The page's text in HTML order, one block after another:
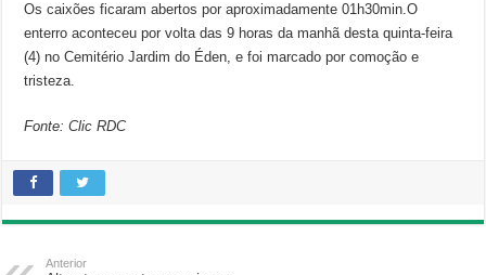
Os caixões ficaram abertos por aproximadamente 01h30min.O
enterro aconteceu por volta das 9 horas da manhã desta quinta-feira
(4) no Cemitério Jardim do Éden, e foi marcado por comoção e
tristeza.
Fonte: Clic RDC
Anterior